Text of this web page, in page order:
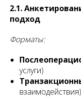
2.1.
подход
Форматы:
услуги)
взаимодействия)